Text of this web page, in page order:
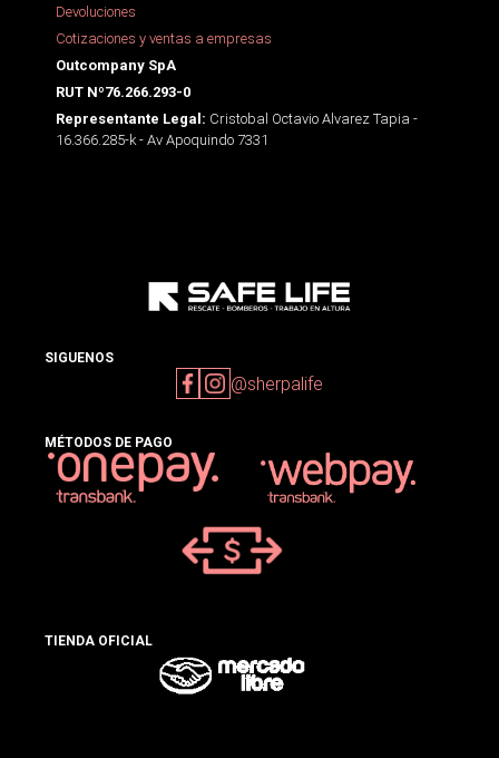
Devoluciones
Cotizaciones y ventas a empresas
Outcompany SpA
RUT Nº76.266.293-0
Representante Legal: Cristobal Octavio Alvarez Tapia -
16.366.285-k - Av Apoquindo 7331
SIGUENOS
@sherpalife
MÉTODOS DE PAGO
TIENDA OFICIAL